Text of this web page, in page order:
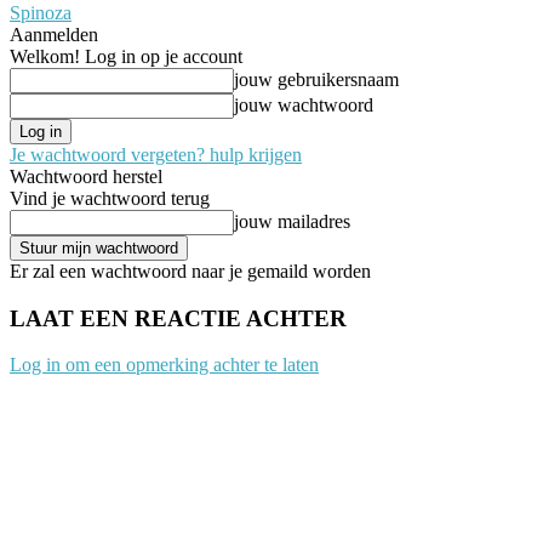
Spinoza
Aanmelden
Welkom! Log in op je account
jouw gebruikersnaam
jouw wachtwoord
Je wachtwoord vergeten? hulp krijgen
Wachtwoord herstel
Vind je wachtwoord terug
jouw mailadres
Er zal een wachtwoord naar je gemaild worden
LAAT EEN REACTIE ACHTER
Log in om een opmerking achter te laten